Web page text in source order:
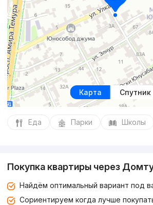
Карта Спутник
Еда Парки Школы
Покупка квартиры через
Найдём оптимальный вариант под
Сориентируем когда лучше